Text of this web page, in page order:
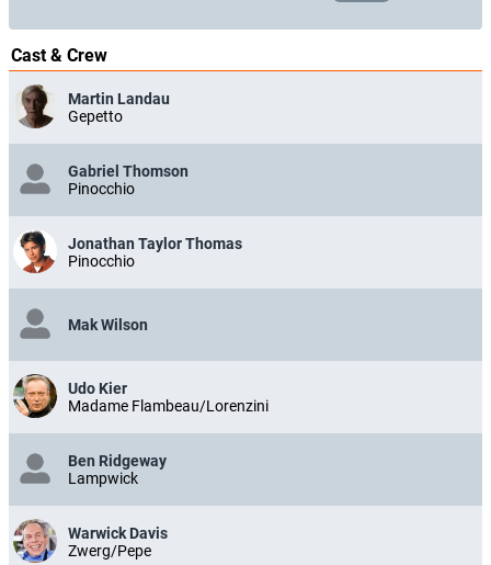
Cast & Crew
Martin Landau
Gepetto
Gabriel Thomson
Pinocchio
Jonathan Taylor Thomas
Pinocchio
Mak Wilson
Udo Kier
Madame Flambeau/Lorenzini
Ben Ridgeway
Lampwick
Warwick Davis
Zwerg/Pepe